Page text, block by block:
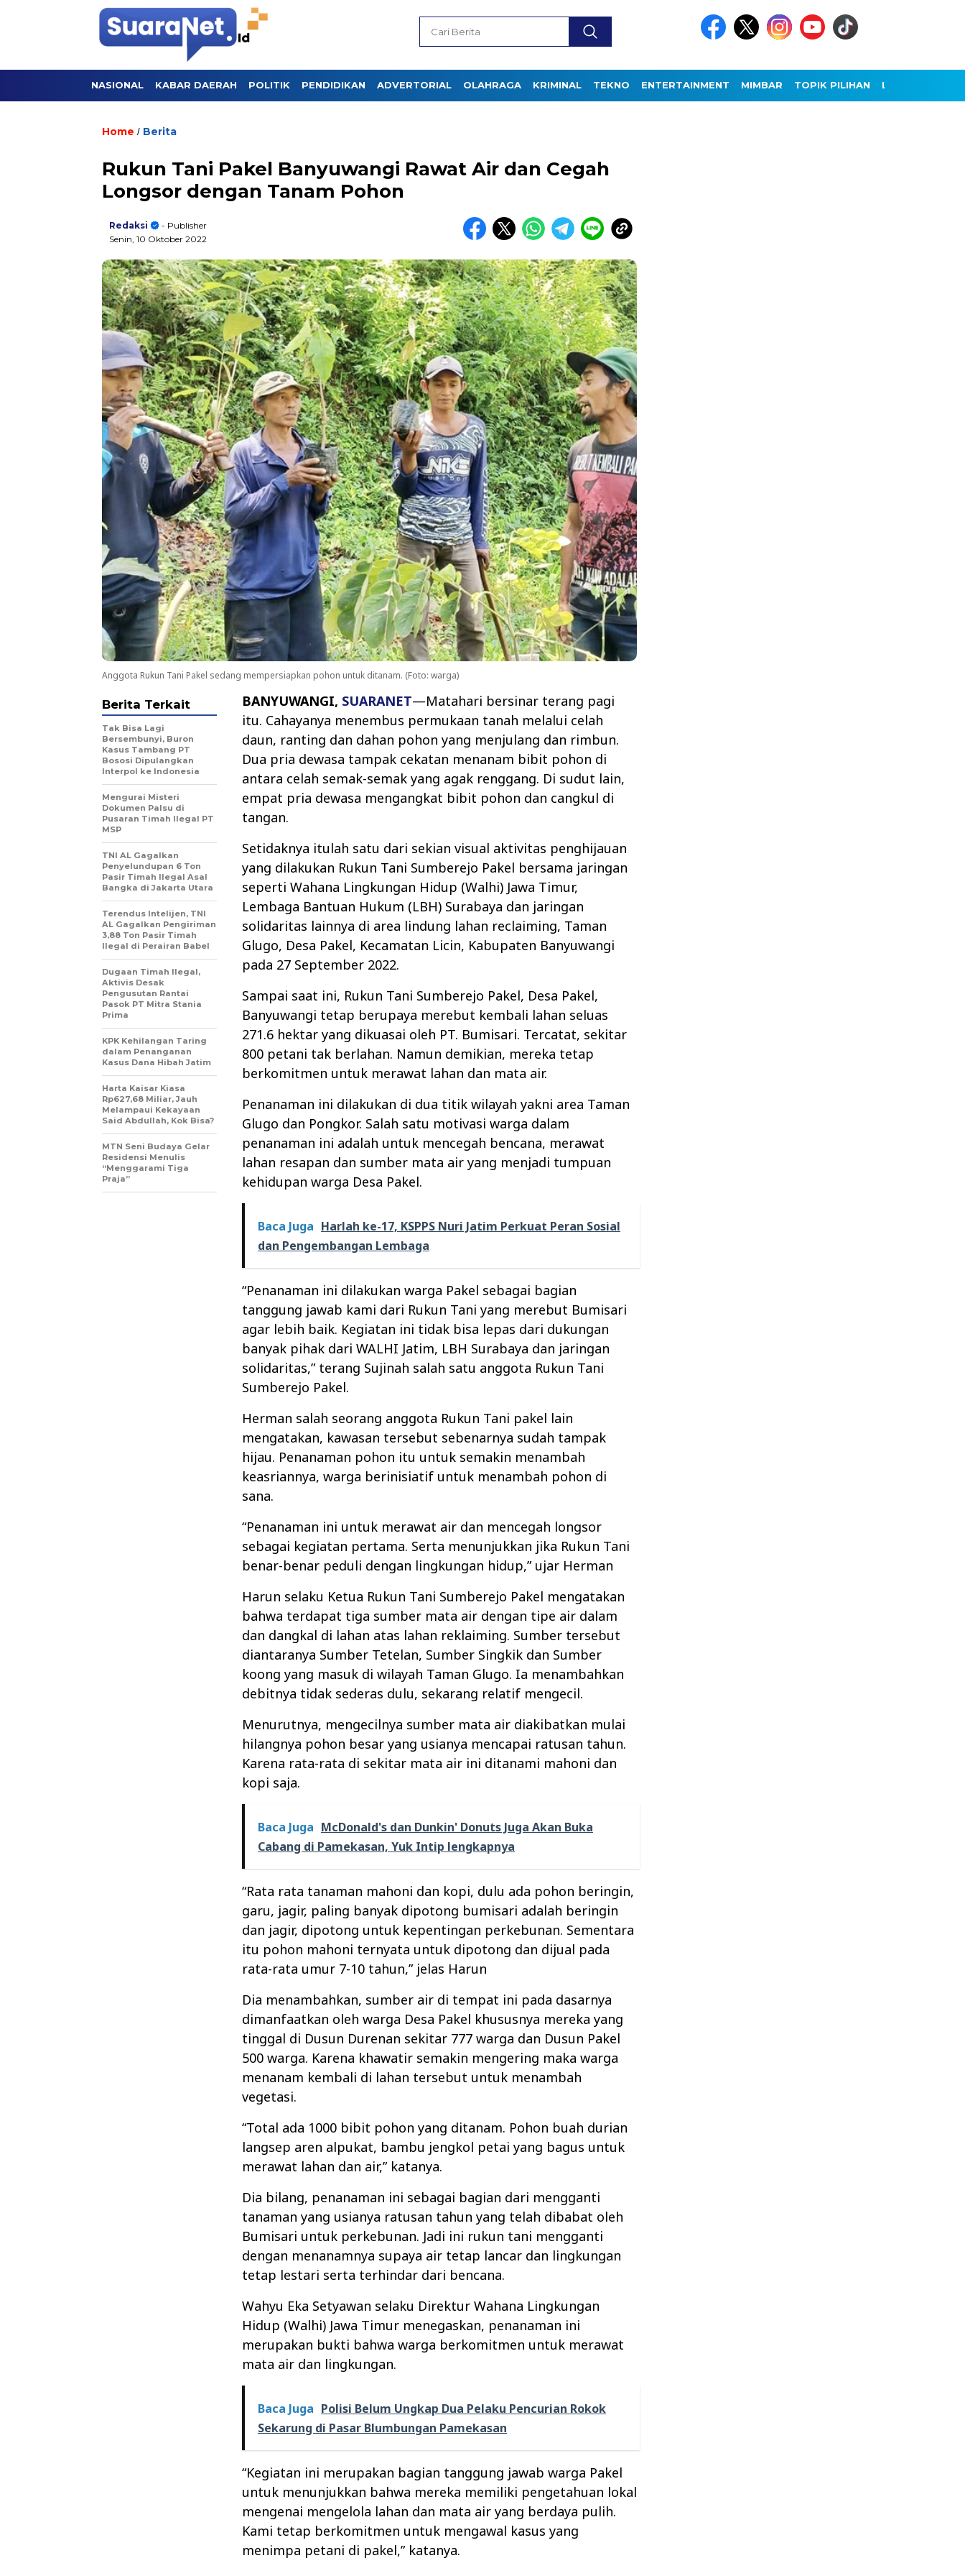
NASIONAL KABAR DAERAH POLITIK PENDIDIKAN ADVERTORIAL OLAHRAGA KRIMINAL TEKNO ENTERTAINMENT MIMBAR TOPIK PILIHAN LAINNYA
Home / Berita
Rukun Tani Pakel Banyuwangi Rawat Air dan Cegah
Longsor dengan Tanam Pohon
Redaksi
- Publisher
Senin, 10 Oktober 2022
Anggota Rukun Tani Pakel sedang mempersiapkan pohon untuk ditanam. (Foto: warga)
BANYUWANGI, SUARANET—Matahari bersinar terang pagi
itu. Cahayanya menembus permukaan tanah melalui celah
daun, ranting dan dahan pohon yang menjulang dan rimbun.
Dua pria dewasa tampak cekatan menanam bibit pohon di
antara celah semak-semak yang agak renggang. Di sudut lain,
empat pria dewasa mengangkat bibit pohon dan cangkul di
tangan.
Setidaknya itulah satu dari sekian visual aktivitas penghijauan
yang dilakukan Rukun Tani Sumberejo Pakel bersama jaringan
seperti Wahana Lingkungan Hidup (Walhi) Jawa Timur,
Lembaga Bantuan Hukum (LBH) Surabaya dan jaringan
solidaritas lainnya di area lindung lahan reclaiming, Taman
Glugo, Desa Pakel, Kecamatan Licin, Kabupaten Banyuwangi
pada 27 September 2022.
Sampai saat ini, Rukun Tani Sumberejo Pakel, Desa Pakel,
Banyuwangi tetap berupaya merebut kembali lahan seluas
271.6 hektar yang dikuasai oleh PT. Bumisari. Tercatat, sekitar
800 petani tak berlahan. Namun demikian, mereka tetap
berkomitmen untuk merawat lahan dan mata air.
Penanaman ini dilakukan di dua titik wilayah yakni area Taman
Glugo dan Pongkor. Salah satu motivasi warga dalam
penanaman ini adalah untuk mencegah bencana, merawat
lahan resapan dan sumber mata air yang menjadi tumpuan
kehidupan warga Desa Pakel.
Baca Juga Harlah ke-17, KSPPS Nuri Jatim Perkuat Peran Sosial
dan Pengembangan Lembaga
“Penanaman ini dilakukan warga Pakel sebagai bagian
tanggung jawab kami dari Rukun Tani yang merebut Bumisari
agar lebih baik. Kegiatan ini tidak bisa lepas dari dukungan
banyak pihak dari WALHI Jatim, LBH Surabaya dan jaringan
solidaritas,” terang Sujinah salah satu anggota Rukun Tani
Sumberejo Pakel.
Herman salah seorang anggota Rukun Tani pakel lain
mengatakan, kawasan tersebut sebenarnya sudah tampak
hijau. Penanaman pohon itu untuk semakin menambah
keasriannya, warga berinisiatif untuk menambah pohon di
sana.
“Penanaman ini untuk merawat air dan mencegah longsor
sebagai kegiatan pertama. Serta menunjukkan jika Rukun Tani
benar-benar peduli dengan lingkungan hidup,” ujar Herman
Harun selaku Ketua Rukun Tani Sumberejo Pakel mengatakan
bahwa terdapat tiga sumber mata air dengan tipe air dalam
dan dangkal di lahan atas lahan reklaiming. Sumber tersebut
diantaranya Sumber Tetelan, Sumber Singkik dan Sumber
koong yang masuk di wilayah Taman Glugo. Ia menambahkan
debitnya tidak sederas dulu, sekarang relatif mengecil.
Menurutnya, mengecilnya sumber mata air diakibatkan mulai
hilangnya pohon besar yang usianya mencapai ratusan tahun.
Karena rata-rata di sekitar mata air ini ditanami mahoni dan
kopi saja.
Baca Juga McDonald's dan Dunkin' Donuts Juga Akan Buka
Cabang di Pamekasan, Yuk Intip lengkapnya
“Rata rata tanaman mahoni dan kopi, dulu ada pohon beringin,
garu, jagir, paling banyak dipotong bumisari adalah beringin
dan jagir, dipotong untuk kepentingan perkebunan. Sementara
itu pohon mahoni ternyata untuk dipotong dan dijual pada
rata-rata umur 7-10 tahun,” jelas Harun
Dia menambahkan, sumber air di tempat ini pada dasarnya
dimanfaatkan oleh warga Desa Pakel khususnya mereka yang
tinggal di Dusun Durenan sekitar 777 warga dan Dusun Pakel
500 warga. Karena khawatir semakin mengering maka warga
menanam kembali di lahan tersebut untuk menambah
vegetasi.
“Total ada 1000 bibit pohon yang ditanam. Pohon buah durian
langsep aren alpukat, bambu jengkol petai yang bagus untuk
merawat lahan dan air,” katanya.
Dia bilang, penanaman ini sebagai bagian dari mengganti
tanaman yang usianya ratusan tahun yang telah dibabat oleh
Bumisari untuk perkebunan. Jadi ini rukun tani mengganti
dengan menanamnya supaya air tetap lancar dan lingkungan
tetap lestari serta terhindar dari bencana.
Wahyu Eka Setyawan selaku Direktur Wahana Lingkungan
Hidup (Walhi) Jawa Timur menegaskan, penanaman ini
merupakan bukti bahwa warga berkomitmen untuk merawat
mata air dan lingkungan.
Baca Juga Polisi Belum Ungkap Dua Pelaku Pencurian Rokok
Sekarung di Pasar Blumbungan Pamekasan
“Kegiatan ini merupakan bagian tanggung jawab warga Pakel
untuk menunjukkan bahwa mereka memiliki pengetahuan lokal
mengenai mengelola lahan dan mata air yang berdaya pulih.
Kami tetap berkomitmen untuk mengawal kasus yang
menimpa petani di pakel,” katanya.
Berita Terkait
Tak Bisa Lagi
Bersembunyi, Buron
Kasus Tambang PT
Bososi Dipulangkan
Interpol ke Indonesia
Mengurai Misteri
Dokumen Palsu di
Pusaran Timah Ilegal PT
MSP
TNI AL Gagalkan
Penyelundupan 6 Ton
Pasir Timah Ilegal Asal
Bangka di Jakarta Utara
Terendus Intelijen, TNI
AL Gagalkan Pengiriman
3,88 Ton Pasir Timah
Ilegal di Perairan Babel
Dugaan Timah Ilegal,
Aktivis Desak
Pengusutan Rantai
Pasok PT Mitra Stania
Prima
KPK Kehilangan Taring
dalam Penanganan
Kasus Dana Hibah Jatim
Harta Kaisar Kiasa
Rp627,68 Miliar, Jauh
Melampaui Kekayaan
Said Abdullah, Kok Bisa?
MTN Seni Budaya Gelar
Residensi Menulis
“Menggarami Tiga
Praja”